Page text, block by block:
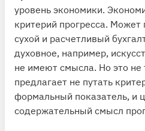
уровень экономики.
критерий прогресса. Может
сухой и расчетливый
духовное, например,
не имеют смысла. Но это не
предлагает не путать
формальный показатель, и
содержательный смысл